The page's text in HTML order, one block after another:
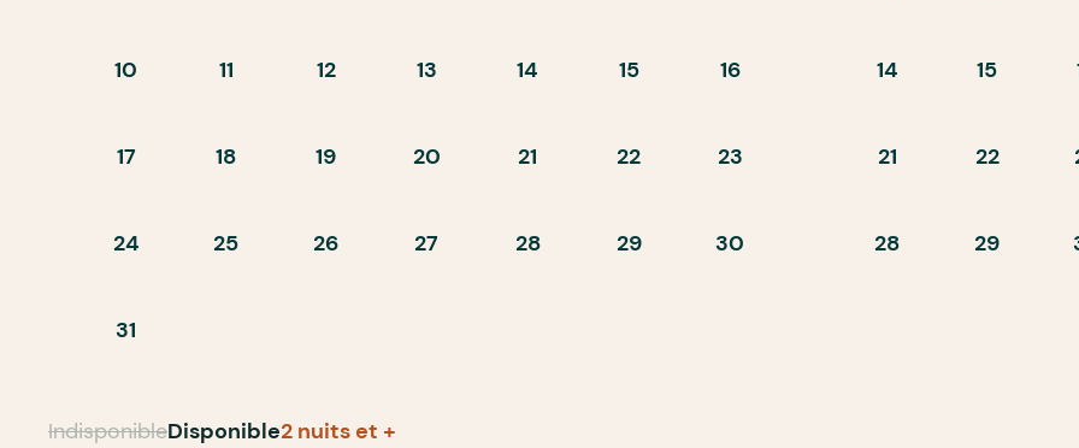
10 11 12 13 14 15 16
17 18 19 20 21 22 23
24 25 26 27 28 29 30
31
14 15
21 22
28 29
IndisponibleDisponible2 nuits et +